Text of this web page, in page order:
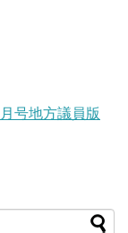
号地方議員版